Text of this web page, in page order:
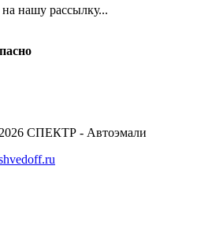
нашу рассылку...
СПЕКТР - Автоэмали